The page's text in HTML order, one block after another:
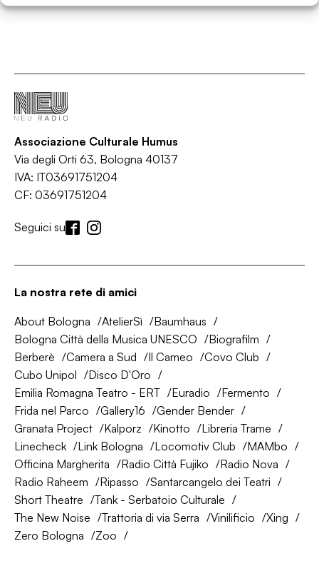
Associazione Culturale Humus
Via degli Orti 63, Bologna 40137
IVA: IT03691751204
CF: 03691751204
Seguici su
La nostra rete di amici
About Bologna AtelierSì
Baumhaus
Bologna Città della Musica UNESCO
Biografilm
Berberè
Camera a Sud Il Cameo
Covo Club
Cubo Unipol
Disco D'Oro
Emilia Romagna Teatro - ERT
Euradio
Fermento
Frida nel Parco
Gallery16
Gender Bender
Granata Project
Kalporz Kinotto
Libreria Trame
Linecheck
Link Bologna Locomotiv Club
MAMbo
Officina Margherita
Radio Città Fujiko
Radio Nova
Radio Raheem
Ripasso
Santarcangelo dei Teatri
Short Theatre
Tank - Serbatoio Culturale
The New Noise
Trattoria di via Serra Vinilificio
Xing
Zero Bologna
Zoo